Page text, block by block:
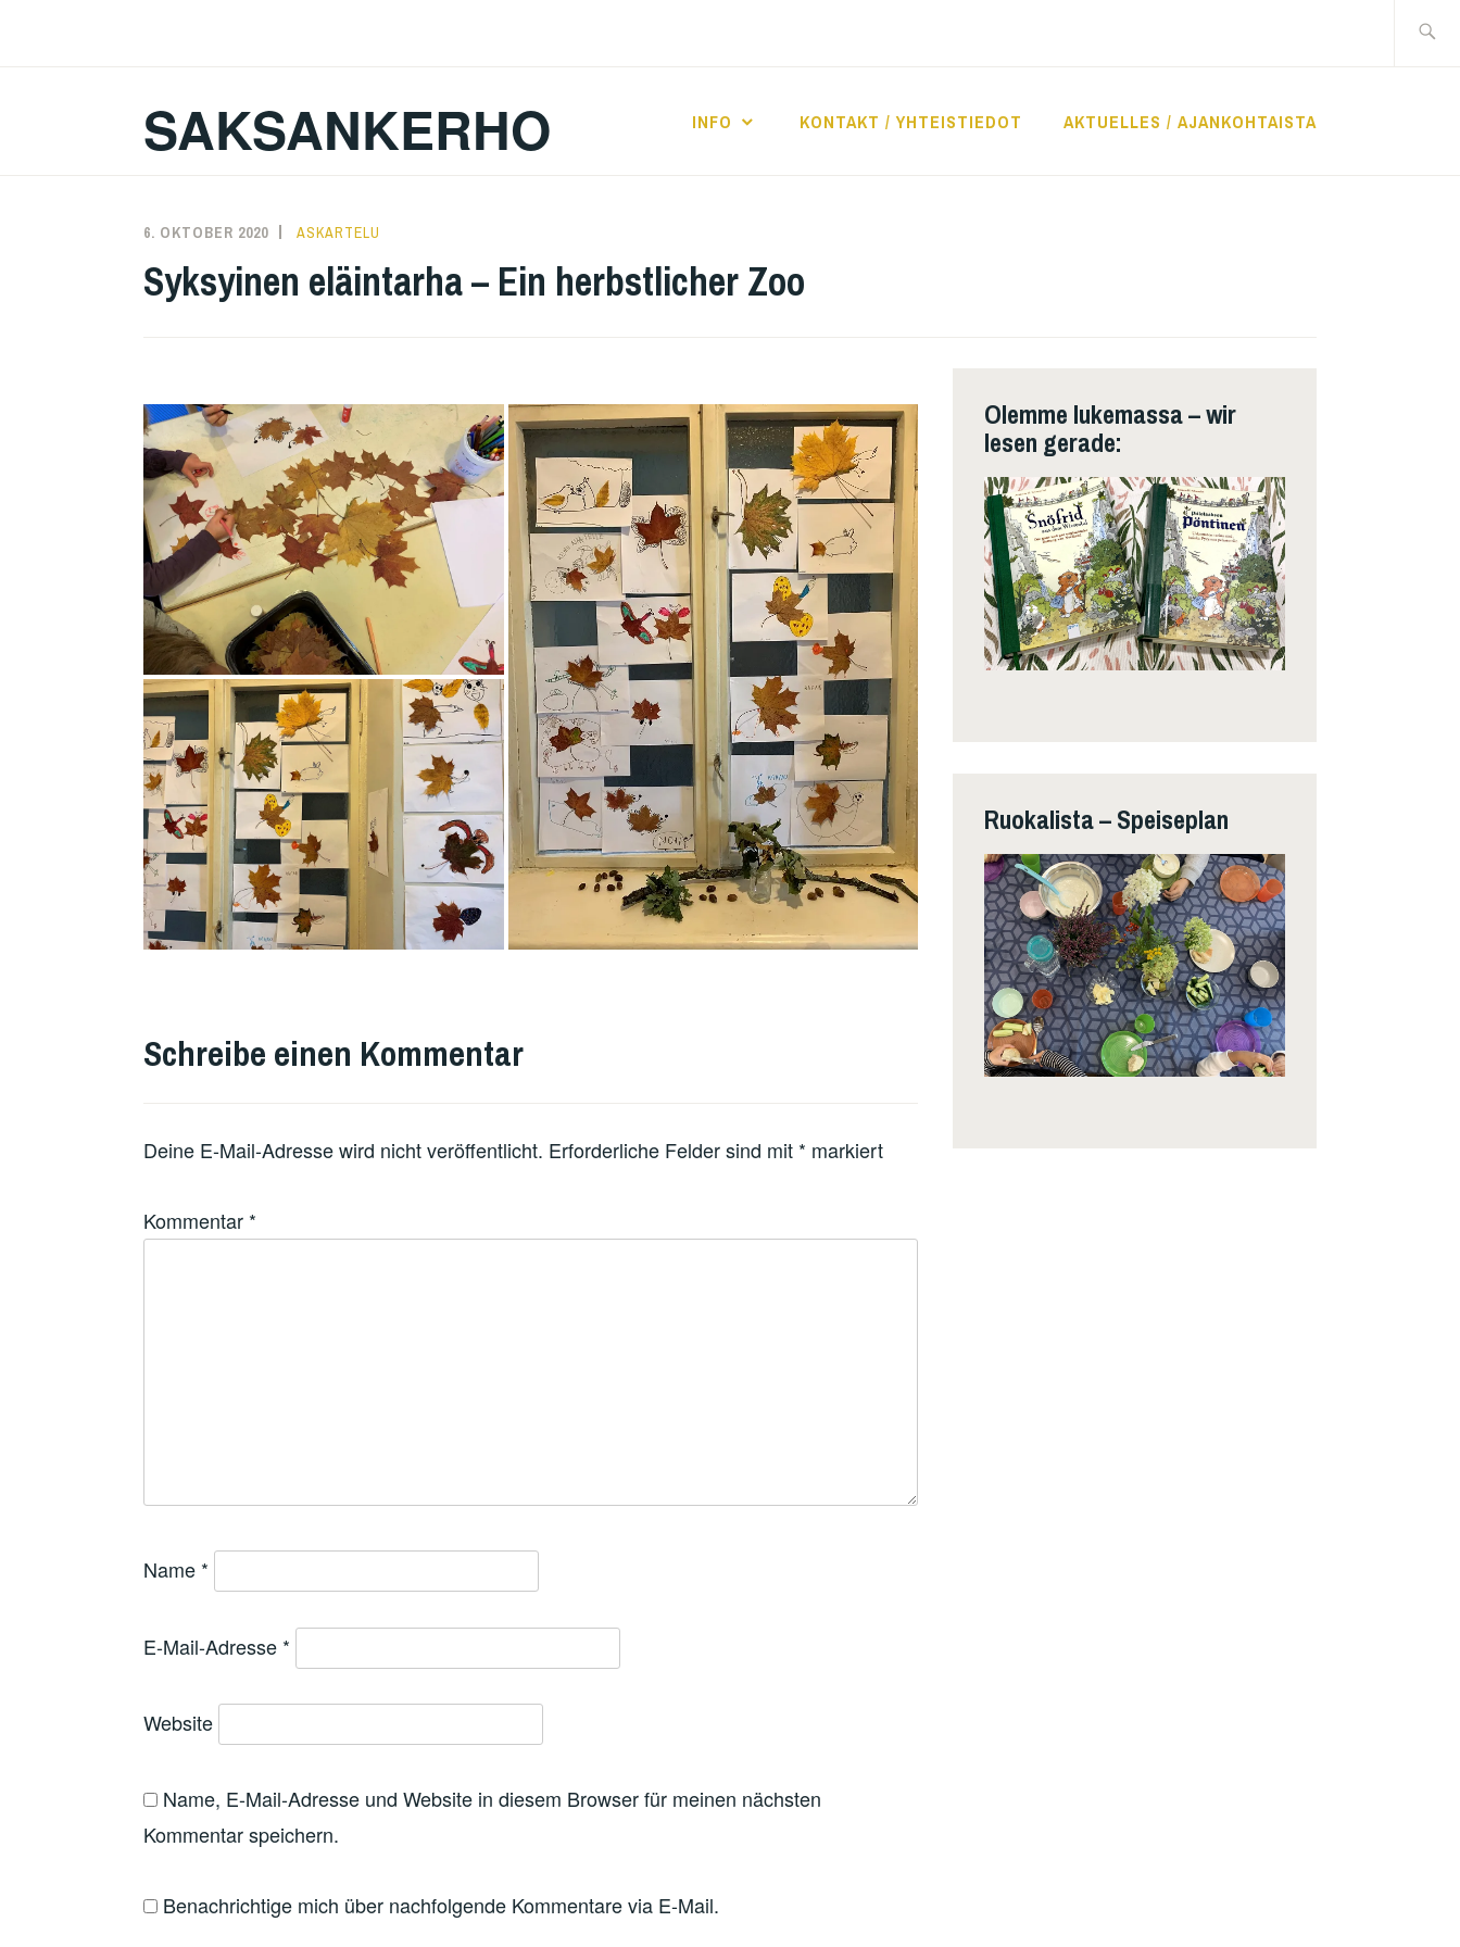
nach:
SAKSANKERHO INFO KONTAKT / YHTEISTIEDOT AKTUELLES / AJANKOHTAISTA
6. OKTOBER 2020 KAREN
ASKARTELU
Syksyinen eläintarha – Ein herbstlicher Zoo
Schreibe einen Kommentar
Deine E-Mail-Adresse wird nicht veröffentlicht. Erforderliche Felder sind mit * markiert
Kommentar *
Name *
E-Mail-Adresse *
Website
Name, E-Mail-Adresse und Website in diesem Browser für meinen nächsten
Kommentar speichern.
Benachrichtige mich über nachfolgende Kommentare via E-Mail.
Olemme lukemassa – wir
lesen gerade:
Ruokalista – Speiseplan